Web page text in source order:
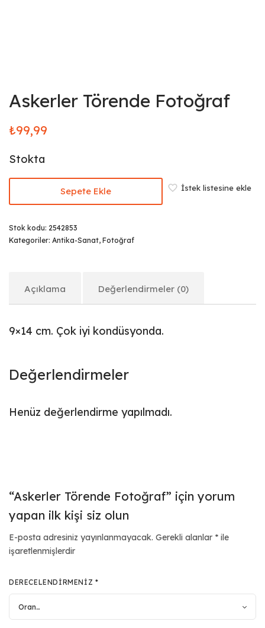
Askerler Törende Fotoğraf
₺99,99
Stokta
Sepete Ekle İstek listesine ekle
Stok kodu: 2542853
Kategoriler: Antika-Sanat, Fotoğraf
Açıklama Değerlendirmeler (0)
9×14 cm. Çok iyi kondüsyonda.
Değerlendirmeler
Henüz değerlendirme yapılmadı.
“Askerler Törende Fotoğraf” için yorum
yapan ilk kişi siz olun
E-posta adresiniz yayınlanmayacak. Gerekli alanlar * ile
işaretlenmişlerdir
DERECELENDIRMENIZ *